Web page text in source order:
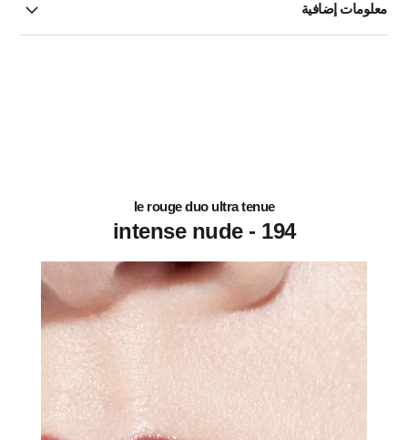
معلومات إضافية
le rouge duo ultra tenue
194 - intense nude